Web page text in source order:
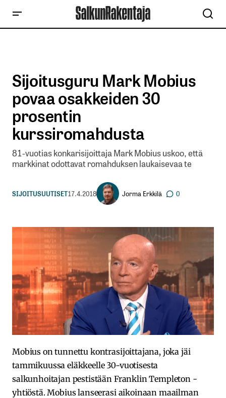
Sijoitusguru Mark Mobius
povaa osakkeiden 30
prosentin
kurssiromahdusta
81-vuotias konkarisijoittaja Mark Mobius uskoo, että
markkinat odottavat romahduksen laukaisevaa te
SIJOITUSUUTISET17.4.2018 Jorma Erkkilä 0
Mobius on tunnettu kontrasijoittajana, joka jäi
tammikuussa eläkkeelle 30-vuotisesta
salkunhoitajan pestistään Franklin Templeton -
yhtiöstä. Mobius lanseerasi aikoinaan maailman